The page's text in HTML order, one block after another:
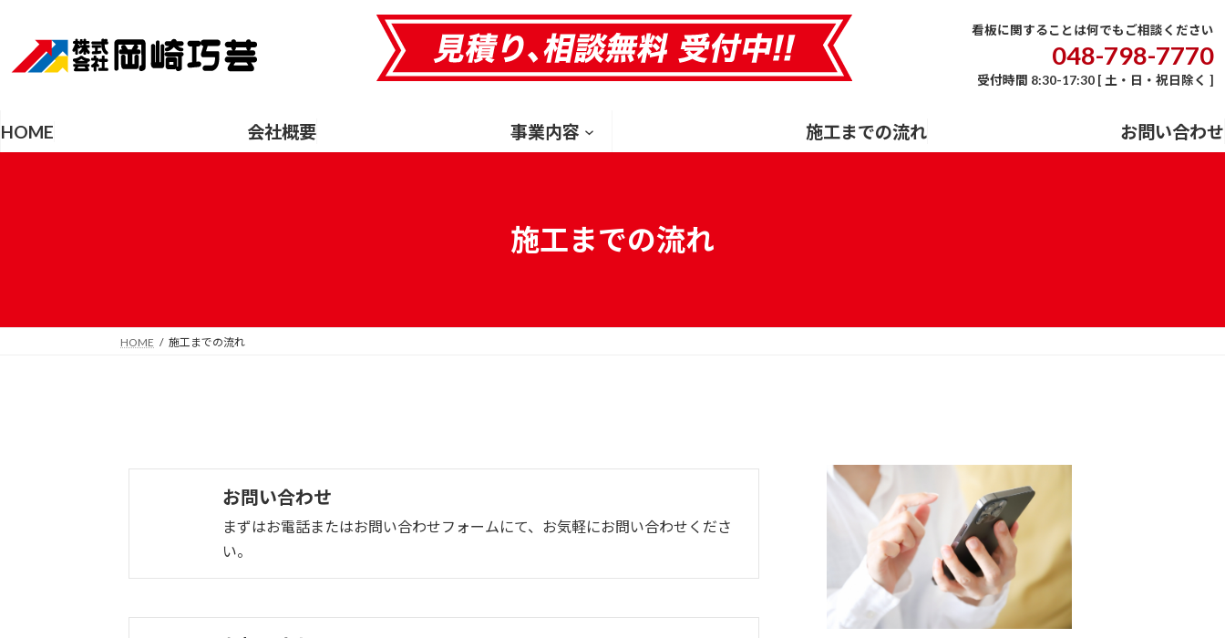
ン
ス
ー
ン
看板に関することは何でもご相談ください
048-798-7770
受付時間 8:30-17:30 [ 土・日・祝日除く ]
HOME 会社概要 事業内容 施工までの流れ お問い合わせ
HOME会社概要 施工までの流れ お問い合わせ
施工までの流れ
HOME 施工までの流れ
お問い合わせ
まずはお電話またはお問い合わせフォームにて、お気軽にお問い合わせくださ
い。